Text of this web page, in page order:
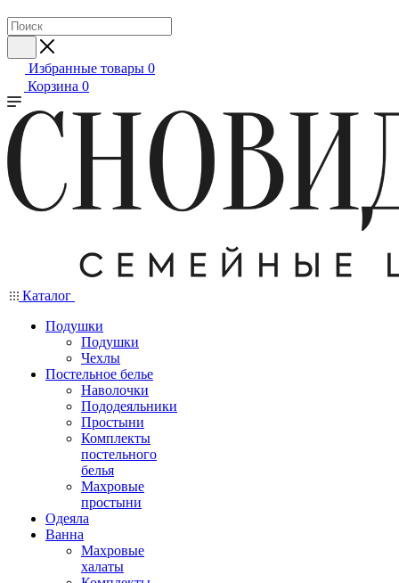
Избранные товары 0
Корзина 0
Каталог
Подушки
Подушки
Чехлы
Постельное белье
Наволочки
Пододеяльники
Простыни
Комплекты
постельного
белья
Махровые
простыни
Одеяла
Ванна
Махровые
халаты